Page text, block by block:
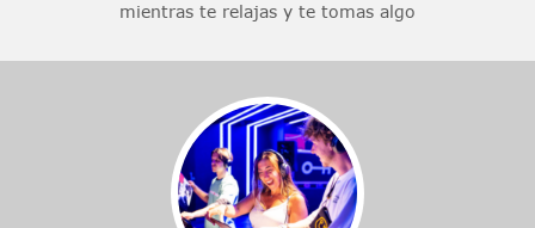
mientras te relajas y te tomas algo